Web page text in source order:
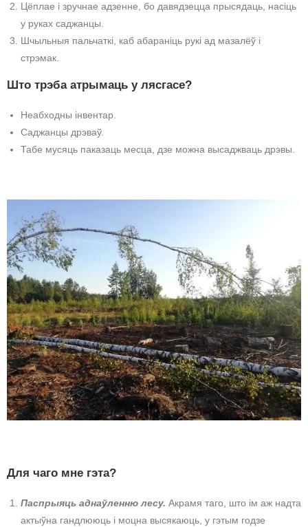
Цёплае і зручнае адзенне, бо давядзецца прысядаць, насіць
у руках саджанцы.
Шчыльныя пальчаткі, каб абараніць рукі ад мазалёў і
стрэмак.
Што трэба атрымаць у лясгасе?
Неабходны інвентар.
Саджанцы дрэваў.
Табе мусяць паказаць месца, дзе можна высаджваць дрэвы.
Для чаго мне гэта?
Паспрыяць аднаўленню лесу. Акрамя таго, што ім аж надта
актыўна гандлююць і моцна высякаюць, у гэтым годзе